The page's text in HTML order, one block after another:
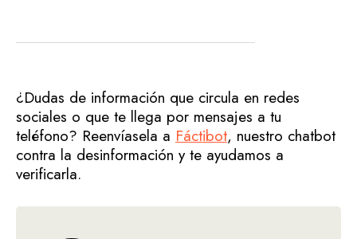
¿Dudas de información que circula en redes
sociales o que te llega por mensajes a tu
teléfono? Reenvíasela a Fáctibot, nuestro chatbot
contra la desinformación y te ayudamos a
verificarla.